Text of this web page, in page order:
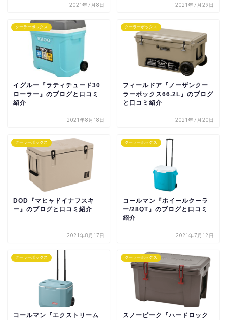
2021年7月8日 2021年7月29日
クーラーボックス
イグルー『ラティチュード30
ローラー』のブログと口コミ
紹介
2021年8月18日
クーラーボックス
フィールドア『ノーザンクー
ラーボックス66.2L』のブログ
と口コミ紹介
2021年7月20日
クーラーボックス
DOD『マヒャドイナフスキ
ー』のブログと口コミ紹介
2021年8月17日
クーラーボックス
コールマン『ホイールクーラ
ー/28QT』のブログと口コミ
紹介
2021年7月12日
クーラーボックス
コールマン『エクストリーム
クーラーボックス
スノーピーク『ハードロック